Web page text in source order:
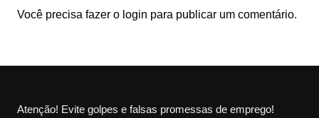
Você precisa fazer o login para publicar um comentário.
Atenção! Evite golpes e falsas promessas de emprego!